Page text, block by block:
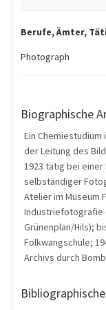
Berufe, Ämter,
Photograph
Biographische
Ein Chemiestudium
der Leitung des
1923 tätig bei einer
selbständiger
Atelier im Museum
Industriefotografie
Grünenplan/Hils);
Folkwangschule;
Archivs durch